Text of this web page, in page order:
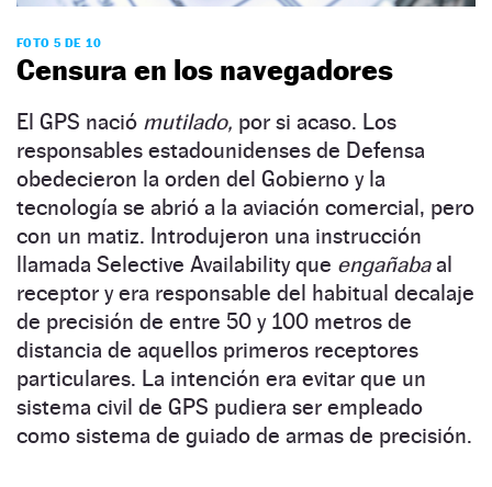
FOTO 5 DE 10
Censura en los navegadores
El GPS nació mutilado, por si acaso. Los
responsables estadounidenses de Defensa
obedecieron la orden del Gobierno y la
tecnología se abrió a la aviación comercial, pero
con un matiz. Introdujeron una instrucción
llamada Selective Availability que engañabaal
receptor y era responsable del habitual decalaje
de precisión de entre 50 y 100 metros de
distancia de aquellos primeros receptores
particulares. La intención era evitar que un
sistema civil de GPS pudiera ser empleado
como sistema de guiado de armas de precisión.